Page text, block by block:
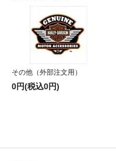
その他（外部注文用）
0円(税込0円)